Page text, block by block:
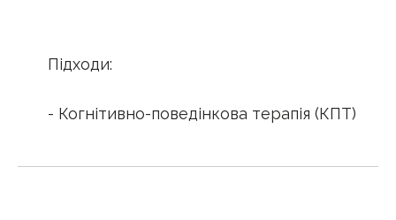
Підходи:
- Когнітивно-поведінкова терапія (КПТ)